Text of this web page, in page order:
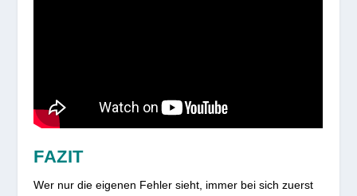
FAZIT
Wer nur die eigenen Fehler sieht, immer bei sich zuerst